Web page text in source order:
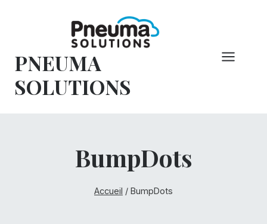
PNEUMA
SOLUTIONS
BumpDots
Accueil / BumpDots